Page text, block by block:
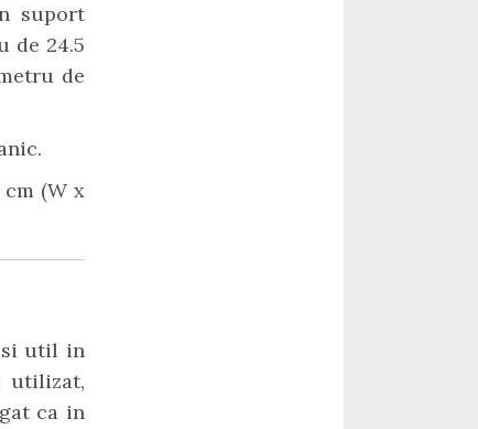
suport
de 24.5
de
(W x
si util in
ca in